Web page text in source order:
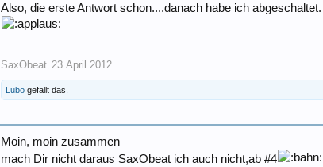
Also, die erste Antwort schon....danach habe ich abgeschaltet.
SaxObeat 23.April.2012
Lubo gefällt das.
Moin, moin zusammen
mach Dir nicht daraus SaxObeat ich auch nicht,ab #4